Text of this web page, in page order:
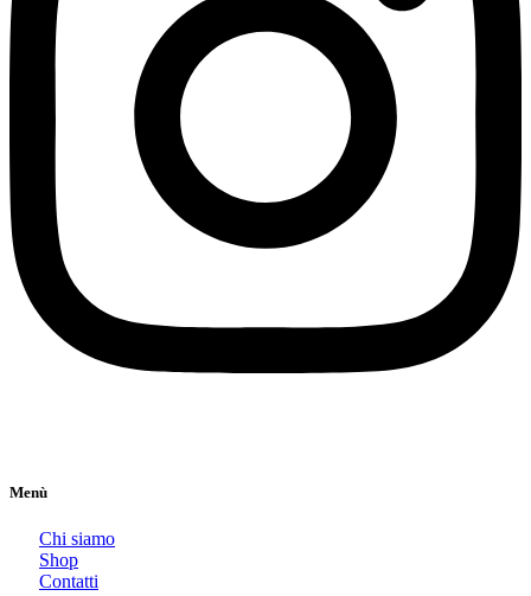
Menù
Chi siamo
Shop
Contatti